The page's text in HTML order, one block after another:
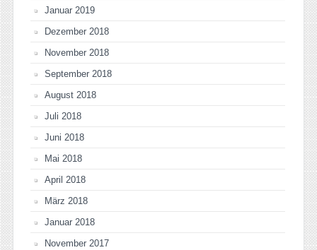
Januar 2019
Dezember 2018
November 2018
September 2018
August 2018
Juli 2018
Juni 2018
Mai 2018
April 2018
März 2018
Januar 2018
November 2017